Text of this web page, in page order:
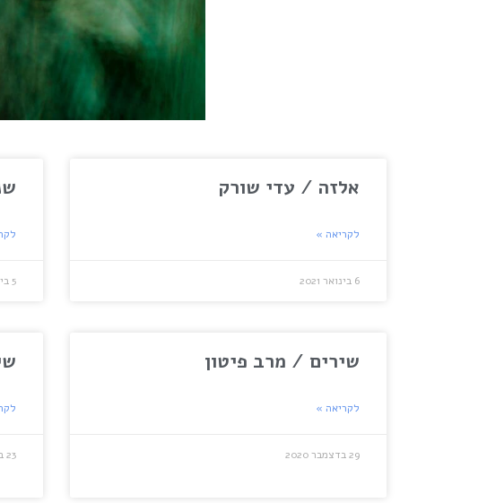
אלזה / עדי שורק
לקריאה »
6 בינואר 2021 5 בינואר 2021
שירים / מרב פיטון
לקריאה »
29 בדצמבר 2020 23 בדצמבר 2020